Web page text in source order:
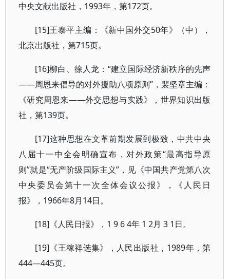
中央文献出版社，1993年，第172页。
[15]王泰平主编：《新中国外交50年》（中），
北京出版社，第715页。
[16]柳白、徐人龙：“建立国际经济新秩序的先声
——周恩来倡导的对外援助八项原则”，裴坚章主编：
《研究周恩来——外交思想与实践》，世界知识出版
社，第139页。
[17]这种思想在文革前期发展到极致，中共中央
八届十一中全会明确宣布，对外政策“最高指导原
则”就是“无产阶级国际主义”，见《中国共产党第八次
中央委员会第十一次全体会议公报》，《人民日
报》，1966年8月14日。
[18]《人民日报》，1 9 6 4年 1 2月 3 1日。
[19]《王稼祥选集》，人民出版社，1989年，第
444—445页。